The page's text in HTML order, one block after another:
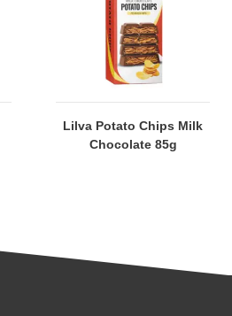
Lilva Potato Chips Milk
Chocolate 85g